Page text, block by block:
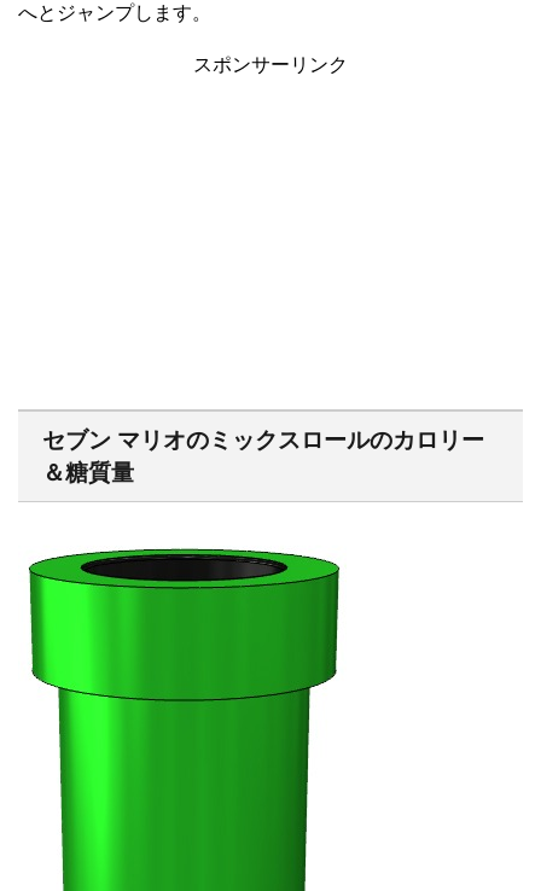
へとジャンプします。
スポンサーリンク
セブン マリオのミックスロールのカロリー
＆糖質量